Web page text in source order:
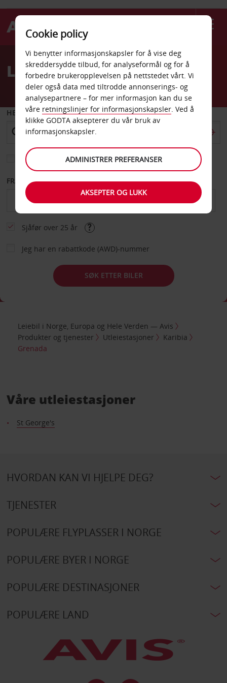
Welcome
AvisLeiebil Grenada
HENT FRA
Velg et annet leveringssted
FRA DATO TIL DATO
Sjåfør over 25 år
Jeg har en rabattkode (AWD)-nummer
SØK ETTER BILER
Leiebil i Norge, Europa og Hele Verden — Avis
Produkter og tjenester
Utleiestasjoner
Karibia
Grenada
Våre utleiestasjoner
St George's
HVORDAN KAN VI HJELPE DEG?
TJENESTER
POPULÆRE FLYPLASSER I NORGE
POPULÆRE BYER I NORGE
POPULÆRE DESTINASJONER
POPULÆRE LAND
Cookie policy
Vi benytter informasjonskapsler for å vise deg
skreddersydde tilbud, for analyseformål og for å
forbedre brukeropplevelsen på nettstedet vårt. Vi
deler også data med tiltrodde annonserings- og
analysepartnere – for mer informasjon kan du se
våre retningslinjer for informasjonskapsler. Ved å
klikke GODTA aksepterer du vår bruk av
informasjonskapsler.
ADMINISTRER PREFERANSER
AKSEPTER OG LUKK